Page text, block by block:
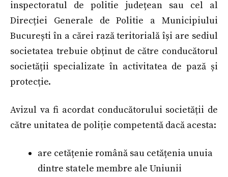
inspectoratul de politie județean sau cel al
Direcției Generale de Politie a Municipiului
București în a cărei rază teritorială își are sediul
societatea trebuie obținut de către conducătorul
societății specializate în activitatea de pază și
protecție.
Avizul va fi acordat conducătorului societății de
către unitatea de poliție competentă dacă acesta:
are cetățenie română sau cetățenia unuia
dintre statele membre ale Uniunii